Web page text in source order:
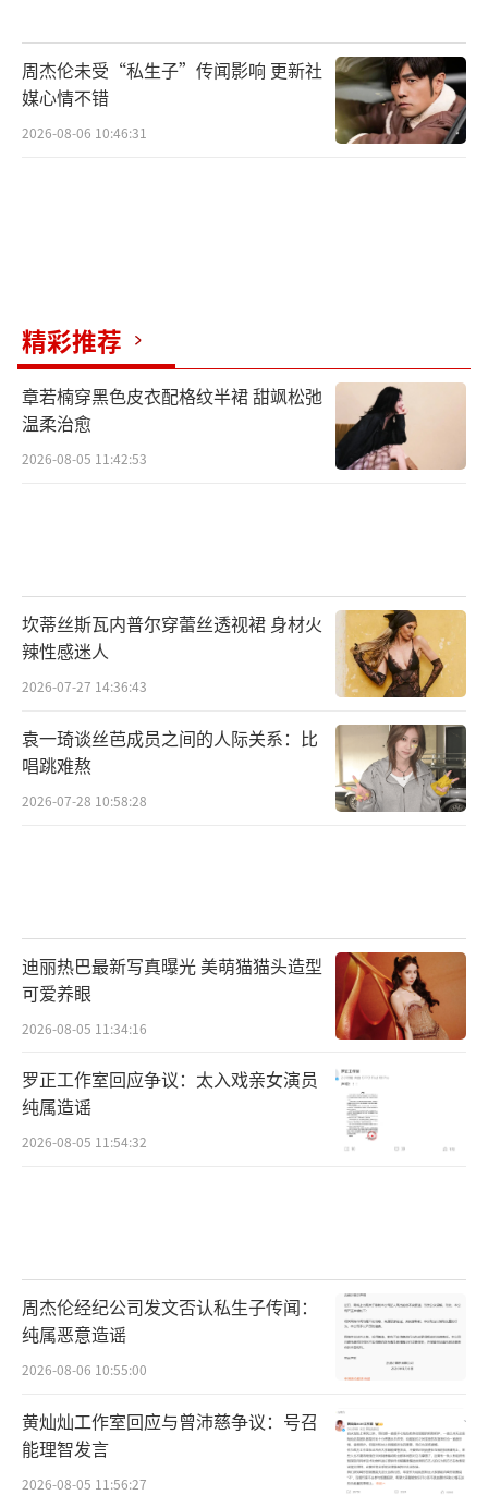
特邀嘉宾苏运莹演唱《野子》等歌曲
当下全球前沿趋势与用户期望,用减法设计让出
行回归本质,成为外在有型,内在有品的绿色时尚
之选。沃尔沃EX30在自然中寻找时尚灵感色系,
采用天然和可持续环保材质,塑造有生命力的时
尚品味,更首次在内饰跨界融入时尚顶奢工艺,彰
显出北欧豪华与环保科技的完美融合。精致车
身搭配卓越性能,搭载智能安全体系,打造出集绿
卡顿音响系统,采用行业首创的回音壁设计,将5
个扬声器集成在整个仪表台前缘,并搭配1040W
震撼功率,最大化释放车内空间的同时,带来宽广
音场和出色音质。更携手哈曼卡顿团队,经历三
轮历时720小时的精细调音,为有限空间带来震
撼的视听享受,强大的环绕声、高保真让音质更
周杰伦未受“私生子”传闻影响 更新社
媒心情不错
2026-08-06 10:46:31
精彩推荐
章若楠穿黑色皮衣配格纹半裙 甜飒松弛
温柔治愈
2026-08-05 11:42:53
坎蒂丝斯瓦内普尔穿蕾丝透视裙 身材火
辣性感迷人
2026-07-27 14:36:43
袁一琦谈丝芭成员之间的人际关系：比
唱跳难熬
2026-07-28 10:58:28
迪丽热巴最新写真曝光 美萌猫猫头造型
可爱养眼
2026-08-05 11:34:16
罗正工作室回应争议：太入戏亲女演员
纯属造谣
2026-08-05 11:54:32
周杰伦经纪公司发文否认私生子传闻：
纯属恶意造谣
2026-08-06 10:55:00
黄灿灿工作室回应与曾沛慈争议：号召
能理智发言
2026-08-05 11:56:27